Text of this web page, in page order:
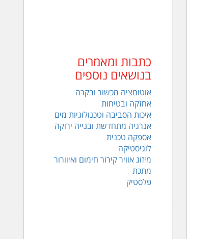
כתבות ומאמרים
בנושאים נוספים
אוטומציה מכשור ובקרה
אחזקה ובטיחות
איכות הסביבה וטכנולוגיות מים
אנרגיה מתחדשת ובנייה ירוקה
אספקה טכנית
לוגיסטיקה
מיזוג אוויר קירור חימום ואיוורור
מתכת
פלסטיק